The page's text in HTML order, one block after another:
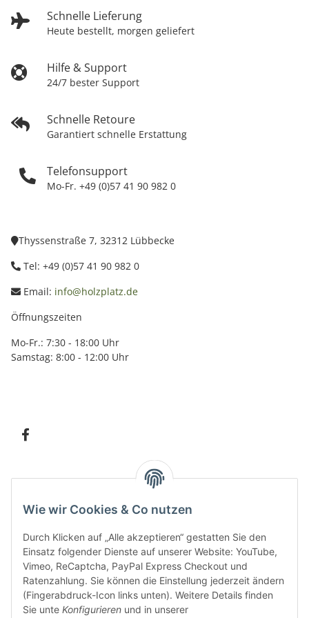
Schnelle Lieferung
Heute bestellt, morgen geliefert
Hilfe & Support
24/7 bester Support
Schnelle Retoure
Garantiert schnelle Erstattung
Telefonsupport
Mo-Fr. +49 (0)57 41 90 982 0
Thyssenstraße 7, 32312 Lübbecke
Tel: +49 (0)57 41 90 982 0
Email: info@holzplatz.de
Öffnungszeiten
Mo-Fr.: 7:30 - 18:00 Uhr
Samstag: 8:00 - 12:00 Uhr
Bitte senden Sie mir entsprechend IhrerDatenschutzerklärungregelmäßig und
jederzeit widerruflich Informationen zu Ihrem Produktsortiment per E-Mail zu.
Wie wir Cookies & Co nutzen
Durch Klicken auf „Alle akzeptieren“ gestatten Sie den
Einsatz folgender Dienste auf unserer Website: YouTube,
Vimeo, ReCaptcha, PayPal Express Checkout und
Ratenzahlung. Sie können die Einstellung jederzeit ändern
(Fingerabdruck-Icon links unten). Weitere Details finden
Sie unte Konfigurieren und in unserer